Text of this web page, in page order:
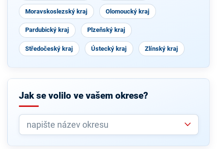
Moravskoslezský kraj Olomoucký kraj
Pardubický kraj Plzeňský kraj
Středočeský kraj Ústecký kraj Zlínský kraj
Jak se volilo ve vašem okrese?